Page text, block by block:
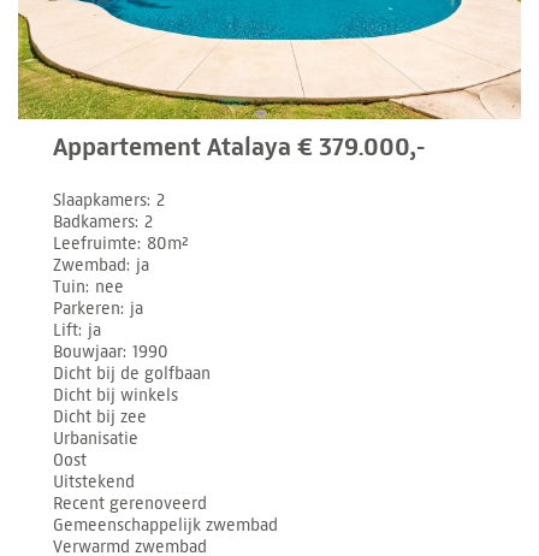
Appartement Atalaya € 379.000,-
Slaapkamers 2
Badkamers 2
Leefruimte 80m²
Zwembad ja
Tuin nee
Parkeren ja
Lift ja
Bouwjaar 1990
Dicht bij de golfbaan
Dicht bij winkels
Dicht bij zee
Urbanisatie
Oost
Uitstekend
Recent gerenoveerd
Gemeenschappelijk zwembad
Verwarmd zwembad